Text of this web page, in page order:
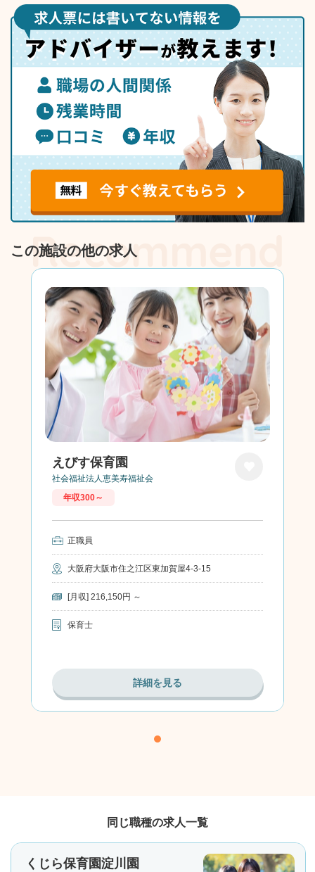
この施設の他の求人
えびす保育園
社会福祉法人恵美寿福祉会
年収300～
正職員
大阪府大阪市住之江区東加賀屋4-3-15
[月収] 216,150円 ～
保育士
詳細を見る
同じ職種の求人一覧
くじら保育園淀川園